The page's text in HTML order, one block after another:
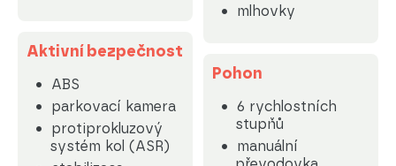
Aktivní bezpečnost
ABS
parkovací kamera
protiprokluzový
systém kol (ASR)
mlhovky
Pohon
6 rychlostních
stupňů
manuální